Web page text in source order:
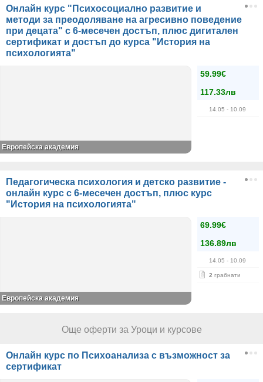
Онлайн курс "Психосоциално развитие и
методи за преодоляване на агресивно поведение
при децата" с 6-месечен достъп, плюс дигитален
сертификат и достъп до курса "История на
психологията"
59.99€
117.33лв
14.05 - 10.09
Европейска академия
Педагогическа психология и детско развитие -
онлайн курс с 6-месечен достъп, плюс курс
"История на психологията"
69.99€
136.89лв
14.05 - 10.09
2 грабнати
Европейска академия
Още оферти за Уроци и курсове
Онлайн курс по Психоанализа с възможност за
сертификат